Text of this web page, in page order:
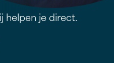
helpen je direct.